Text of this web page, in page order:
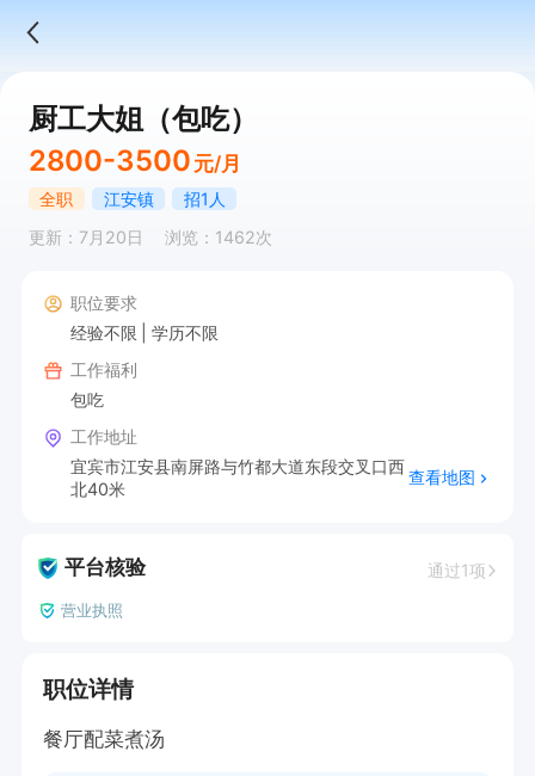
厨工大姐（包吃）
2800-3500 元/月
全职 江安镇
招1人
更新：7月20日
浏览：1462次
职位要求
经验不限
学历不限
工作福利
包吃
工作地址
宜宾市江安县南屏路与竹都大道东段交叉口西
北40米
查看地图
平台核验 通过1项
营业执照
职位详情
餐厅配菜煮汤